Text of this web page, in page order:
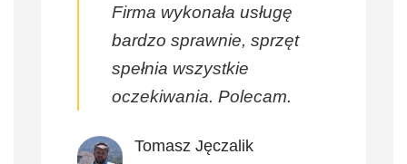
Firma wykonała usługę
bardzo sprawnie, sprzęt
spełnia wszystkie
oczekiwania. Polecam.
Tomasz Jęczalik